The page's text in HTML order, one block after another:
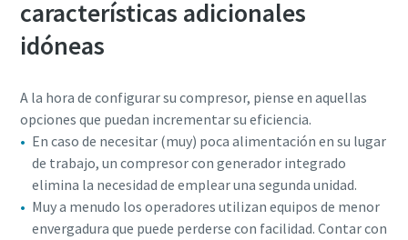
características adicionales
idóneas
A la hora de configurar su compresor, piense en aquellas
opciones que puedan incrementar su eficiencia.
En caso de necesitar (muy) poca alimentación en su lugar
de trabajo, un compresor con generador integrado
elimina la necesidad de emplear una segunda unidad.
Muy a menudo los operadores utilizan equipos de menor
envergadura que puede perderse con facilidad. Contar con